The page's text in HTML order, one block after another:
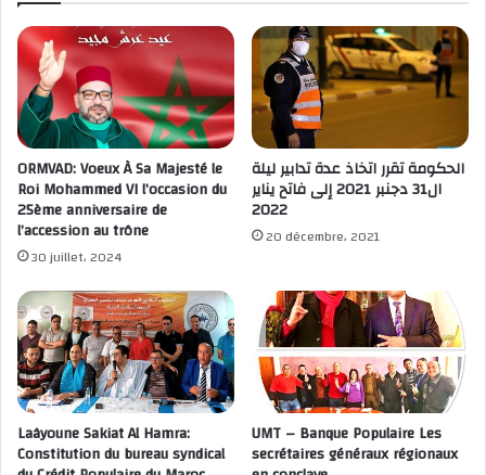
ORMVAD: Voeux À Sa Majesté le
Roi Mohammed VI l’occasion du
25ème anniversaire de
l’accession au trône
30 juillet، 2024
الحكومة تقرر اتخاذ عدة تدابير ليلة
ال31 دجنبر 2021 إلى فاتح يناير
2022
20 décembre، 2021
Laâyoune Sakiat Al Hamra:
Constitution du bureau syndical
UMT – Banque Populaire Les
secrétaires généraux régionaux